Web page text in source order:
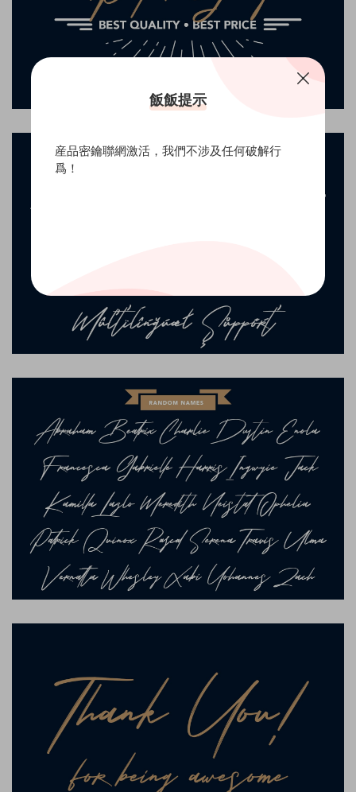
飯飯提示
産品密鑰聯網激活，我們不涉及任何破解行
爲！